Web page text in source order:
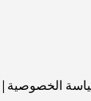
الخصوصية